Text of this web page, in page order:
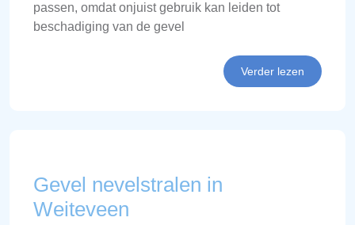
passen, omdat onjuist gebruik kan leiden tot
beschadiging van de gevel
Verder lezen
Gevel nevelstralen in
Weiteveen